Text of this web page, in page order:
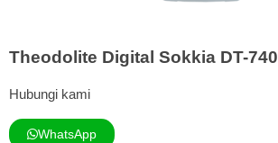
Theodolite Digital Sokkia DT-740
Hubungi kami
WhatsApp